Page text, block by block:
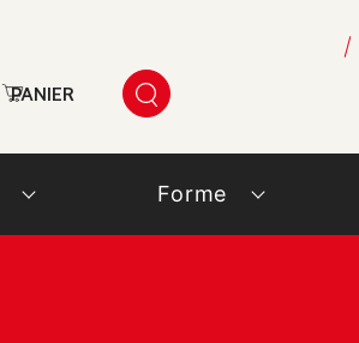
PANIER
Forme